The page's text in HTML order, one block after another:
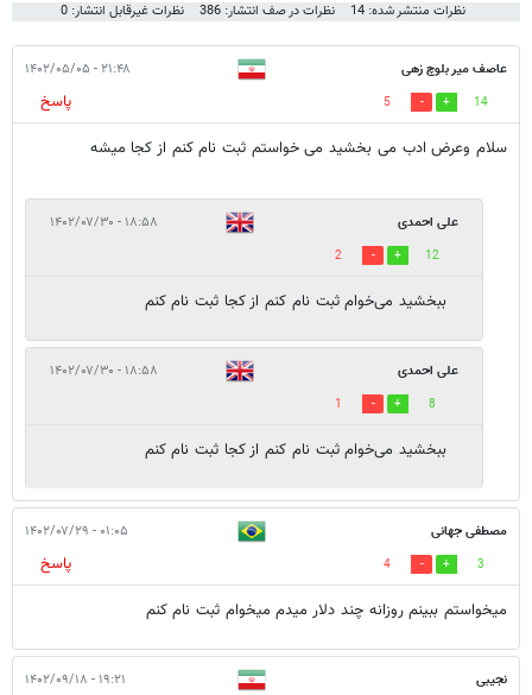
نظرات منتشر شده: 14 نظرات در صف انتشار: 386 نظرات غیرقابل انتشار: 0
عاصف میر بلوچ زهی ۲۱:۴۸ - ۱۴۰۲/۰۵/۰۵
14
5
پاسخ
سلام وعرض ادب می بخشید می خواستم ثبت نام کنم از کجا میشه
علی احمدی ۱۸:۵۸ - ۱۴۰۲/۰۷/۳۰
12
2
ببخشید می‌خوام ثبت نام کنم از کجا ثبت نام کنم
علی احمدی ۱۸:۵۸ - ۱۴۰۲/۰۷/۳۰
8
1
ببخشید می‌خوام ثبت نام کنم از کجا ثبت نام کنم
مصطفی جهانی ۰۱:۰۵ - ۱۴۰۲/۰۷/۲۹
3
4
پاسخ
میخواستم ببینم روزانه چند دلار میدم میخوام ثبت نام کنم
نجیبی ۱۹:۲۱ - ۱۴۰۲/۰۹/۱۸